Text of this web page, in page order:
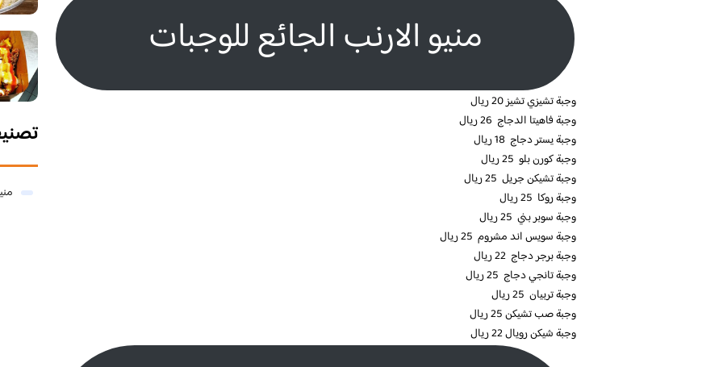
منيو الارنب الجائع للوجبات
وجبة تشيزي تشيز 20 ريال
وجبة فاهيتا الدجاج 26 ريال
وجبة يستر دجاج 18 ريال
وجبة كورن بلو 25 ريال
وجبة تشيكن جريل 25 ريال
وجبة روكا 25 ريال
وجبة سوبر بني 25 ريال
وجبة سويس اند مشروم 25 ريال
وجبة برجر دجاج 22 ريال
وجبة تانجي دجاج 25 ريال
وجبة تربيان 25 ريال
وجبة صب تشيكن 25 ريال
وجبة شيكن رويال 22 ريال